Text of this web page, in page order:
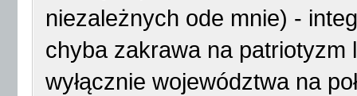
niezależnych ode mnie) -
chyba zakrawa na patriotyzm
wyłącznie województwa na